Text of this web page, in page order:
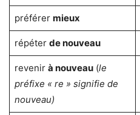
préférer mieux
répéter de nouveau
revenir à nouveau(le
préfixe « re » signifie de
nouveau)